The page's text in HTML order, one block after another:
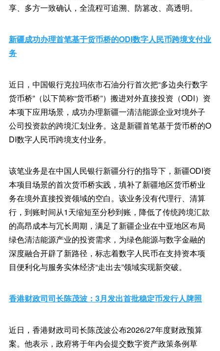
享、多方一致确认，全流程可追溯、防篡改、高透明。
新疆成功办理首笔基于货币桥的ODI数字人民币跨境支付业
务
近日，中国银行克拉玛依市石油分行首次把“多边央行数字
货币桥”（以下简称“货币桥”）搬进对外直接投资（ODI）资
本项下应用场景，成功办理新疆一清洁能源企业对境外子
公司投资款的跨境汇划业务。这是新疆首笔基于货币桥的O
DI数字人民币跨境支付业务。
该笔业务是在中国人民银行新疆分行的指导下，新疆ODI资
本项目场景的首次货币桥实践，填补了新疆地区货币桥业
务在境外直接投资领域的空白。该业务没有代理行、清算
行，到账时间从1天缩短至分秒到账，降低了传统跨境汇款
的高昂成本与冗长周期，满足了新疆企业在中亚地区布局
绿色清洁能源产业的投资需求，为绿色能源与数字金融的
深度融合开辟了新路径，标志着数字人民币在支持资本项
目便利化与服务实体经济“走出去”领域实现新突破。
香港财政司司长陈茂波：3月发出首批稳定币发行人牌照
近日，香港财政司司长陈茂波公布2026/27年度财政预算
案。他表示，政府将于年内会提交数字资产政策条例草